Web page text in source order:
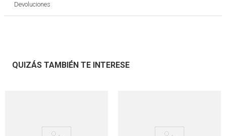
Devoluciones
QUIZÁS TAMBIÉN TE INTERESE